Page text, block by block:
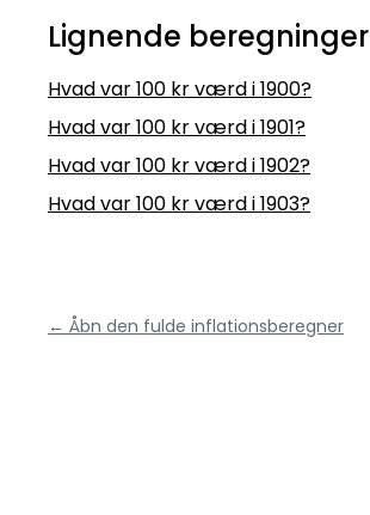
Lignende beregninger
Hvad var 100 kr værd i 1900?
Hvad var 100 kr værd i 1901?
Hvad var 100 kr værd i 1902?
Hvad var 100 kr værd i 1903?
← Åbn den fulde inflationsberegner